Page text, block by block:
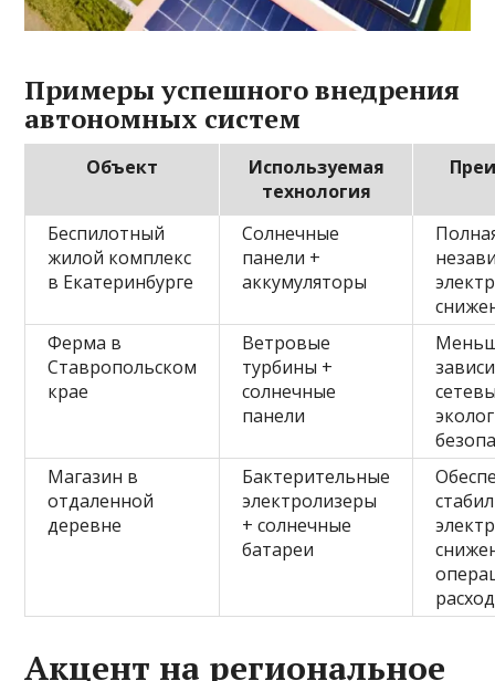
Примеры успешного внедрения
автономных систем
Объект
Используемая
технология
Беспилотный
жилой комплекс
в Екатеринбурге
Солнечные
панели +
аккумуляторы
Ферма в
Ставропольском
крае
Ветровые
турбины +
солнечные
панели
Магазин в
отдаленной
деревне
Бактерительные
электролизеры
+ солнечные
батареи
Акцент на региональное